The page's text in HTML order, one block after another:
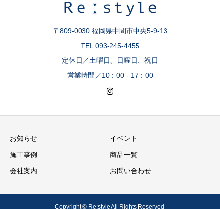
〒809-0030 福岡県中間市中央5-9-13
TEL 093-245-4455
定休日／土曜日、日曜日、祝日
営業時間／10：00 - 17：00
お知らせ イベント
施工事例 商品一覧
会社案内 お問い合わせ
Copyright © Re:style All Rights Reserved.